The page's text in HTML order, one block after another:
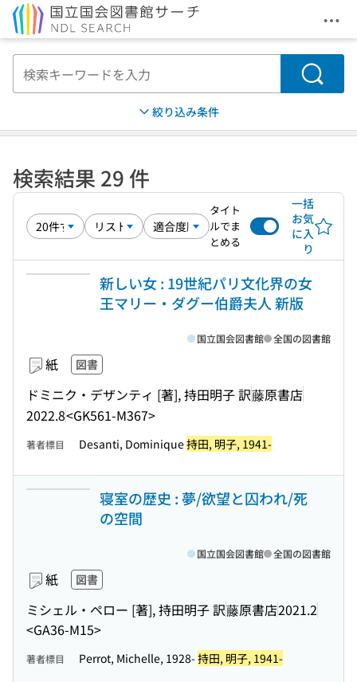
メ
検索
絞り込み条件
検索結果 29 件
タイト
ルでま
とめる
一括
お気
に入
り
新しい女 : 19世紀パリ文化界の女
王マリー・ダグー伯爵夫人 新版
紙 図書
ドミニク・デザンティ [著], 持田明子 訳藤原書店
2022.8<GK561-M367>
国立国会図書館 全国の図書館
著者標目 Desanti, Dominique持田, 明子, 1941-
寝室の歴史 : 夢/欲望と囚われ/死
の空間
紙 図書
ミシェル・ペロー [著], 持田明子 訳藤原書店2021.2
<GA36-M15>
国立国会図書館 全国の図書館
著者標目 Perrot, Michelle, 1928-持田, 明子, 1941-